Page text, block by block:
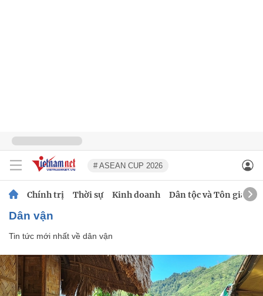
# ASEAN CUP 2026
Chính trị Thời sự Kinh doanh Dân tộc và Tôn giáo
dân vận
Tin tức mới nhất về dân vận